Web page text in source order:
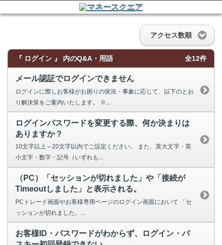
アクセス数順
『 ログイン 』 内のQ&A・用語 全12件
メール認証でログインできません
ログインに際しお客様がお困りの状況・事象に応じて、以下のとお
り解決策をご案内いたします。 ※...
ログインパスワードを変更する際、何か決まりは
ありますか？
10文字以上～20文字以内でご設定ください。 また、英大文字・英
小文字・数字・記号（いずれも...
（PC）「セッションが切れました」や「接続が
Timeoutしました」と表示される。
PCトレード画面やお客様専用ページのログイン画面において 「セ
ッションが切れました。...
お客様ID・パスワードがわからず、ログイン・パ